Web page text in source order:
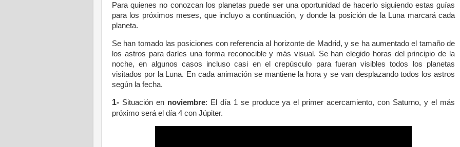
Para quienes no conozcan los planetas puede ser una oportunidad de hacerlo siguiendo estas guías
para los próximos meses, que incluyo a continuación, y donde la posición de la Luna marcará cada
planeta.
Se han tomado las posiciones con referencia al horizonte de Madrid, y se ha aumentado el tamaño de
los astros para darles una forma reconocible y más visual. Se han elegido horas del principio de la
noche, en algunos casos incluso casi en el crepúsculo para fueran visibles todos los planetas
visitados por la Luna. En cada animación se mantiene la hora y se van desplazando todos los astros
según la fecha.
1- Situación en noviembre: El día 1 se produce ya el primer acercamiento, con Saturno, y el más
próximo será el día 4 con Júpiter.